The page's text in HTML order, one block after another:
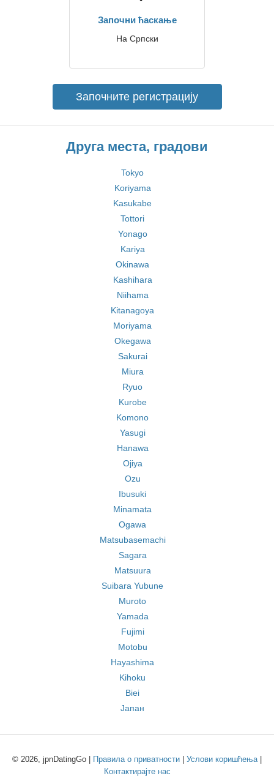
Започни ћаскање
На Српски
Започните регистрацију
Друга места, градови
Tokyo
Koriyama
Kasukabe
Tottori
Yonago
Kariya
Okinawa
Kashihara
Niihama
Kitanagoya
Moriyama
Okegawa
Sakurai
Miura
Ryuo
Kurobe
Komono
Yasugi
Hanawa
Ojiya
Ozu
Ibusuki
Minamata
Ogawa
Matsubasemachi
Sagara
Matsuura
Suibara Yubune
Muroto
Yamada
Fujimi
Motobu
Hayashima
Kihoku
Biei
Јапан
© 2026, jpnDatingGo | Правила о приватности Услови коришћења|
Контактирајте нас